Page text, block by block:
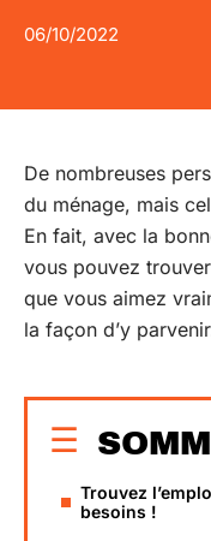
06/10/2022
De nombreuses
du ménage, mais
En fait, avec la
vous pouvez
que vous aimez
la façon d’y
Trouvez
besoins !